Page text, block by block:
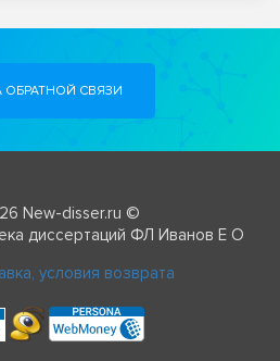
СВЯЗИ
New-disser.ru ©
диссертаций ФЛ Иванов Е О
условия возврата